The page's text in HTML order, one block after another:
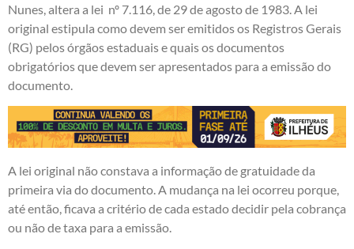
Nunes, altera a lei nº 7.116, de 29 de agosto de 1983. A lei
original estipula como devem ser emitidos os Registros Gerais
(RG) pelos órgãos estaduais e quais os documentos
obrigatórios que devem ser apresentados para a emissão do
documento.
A lei original não constava a informação de gratuidade da
primeira via do documento. A mudança na lei ocorreu porque,
até então, ficava a critério de cada estado decidir pela cobrança
ou não de taxa para a emissão.